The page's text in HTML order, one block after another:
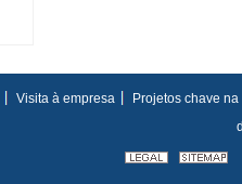
Visita à empresa
Projetos chave na